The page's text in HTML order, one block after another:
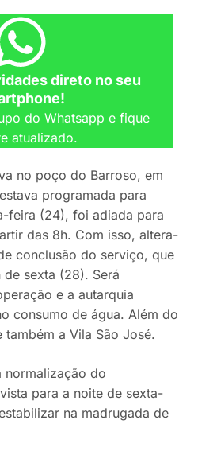
direto no seu
do Whatsapp e fique
atualizado.
no poço do Barroso, em
programada para
feira (24), foi adiada para
das 8h. Com isso, altera-
conclusão do serviço, que
de sexta (28). Será
e a autarquia
consumo de água. Além do
a Vila São José.
normalização do
para a noite de sexta-
na madrugada de